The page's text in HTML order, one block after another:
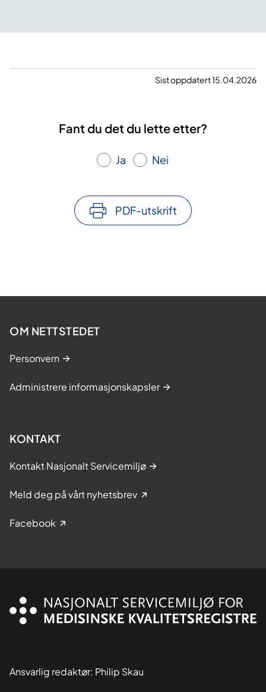
Sist oppdatert 15.04.2026
Fant du det du lette etter?
Ja Nei
PDF-utskrift
OM NETTSTEDET
Personvern
Administrere informasjonskapsler
KONTAKT
Kontakt Nasjonalt Servicemiljø
Meld deg på vårt nyhetsbrev
Facebook
Ansvarlig redaktør: Philip Skau